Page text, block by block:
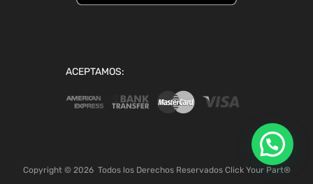
ACEPTAMOS:
Copyright © 2026 Todos los Derechos Reservados Click Your Part®